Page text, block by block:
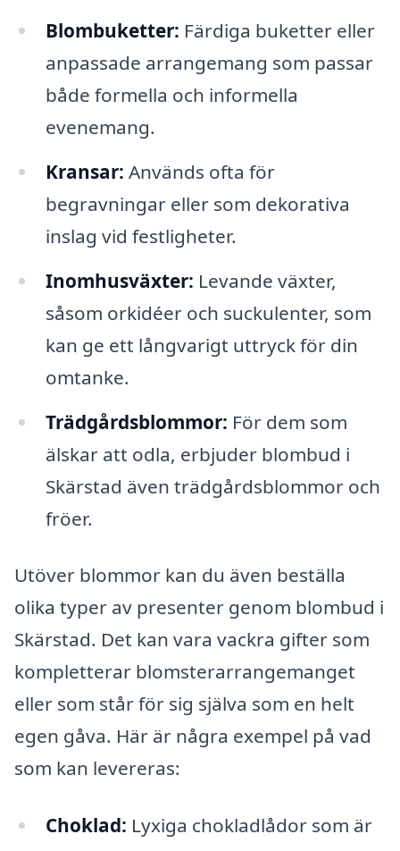
Blombuketter: Färdiga buketter eller
anpassade arrangemang som passar
både formella och informella
evenemang.
Kransar: Används ofta för
begravningar eller som dekorativa
inslag vid festligheter.
Inomhusväxter: Levande växter,
såsom orkidéer och suckulenter, som
kan ge ett långvarigt uttryck för din
omtanke.
Trädgårdsblommor: För dem som
älskar att odla, erbjuder blombud i
Skärstad även trädgårdsblommor och
fröer.
Utöver blommor kan du även beställa
olika typer av presenter genom blombud i
Skärstad. Det kan vara vackra gifter som
kompletterar blomsterarrangemanget
eller som står för sig själva som en helt
egen gåva. Här är några exempel på vad
som kan levereras:
Choklad: Lyxiga chokladlådor som är